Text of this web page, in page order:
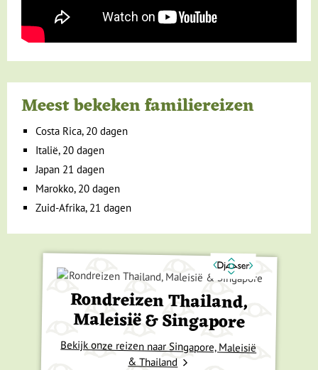
Meest bekeken familiereizen
Costa Rica, 20 dagen
Italië, 20 dagen
Japan 21 dagen
Marokko, 20 dagen
Zuid-Afrika, 21 dagen
Rondreizen Thailand,
Maleisië & Singapore
Bekijk onze reizen naar Singapore, Maleisië
& Thailand